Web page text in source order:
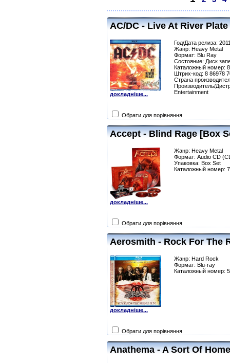
AC/DC - Live At River
докладніше...
Год/Дата релиза:
Жанр: Heavy Metal
Формат: Blu Ray
Состояние: Диск
Каталожный номер:
Штрих-код: 8 86978
Страна
Производитель/
Entertainment
Обрати для порівняння
Accept - Blind Rage [Box
докладніше...
Жанр: Heavy Metal
Формат: Audio CD
Упаковка: Box Set
Каталожный номер:
Обрати для порівняння
Aerosmith - Rock For The
докладніше...
Жанр: Hard Rock
Формат: Blu-ray
Каталожный номер:
Обрати для порівняння
Anathema - A Sort Of